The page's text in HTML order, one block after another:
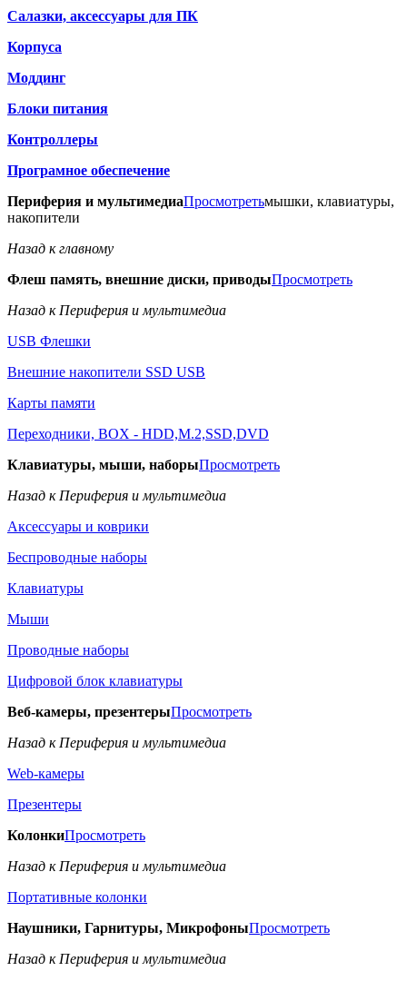
Салазки, аксессуары для ПК
Корпуса
Моддинг
Блоки питания
Контроллеры
Програмное обеспечение
Периферия и мультимедиаПросмотретьмышки, клавиатуры,
накопители
Назад к главному
Флеш память, внешние диски, приводыПросмотреть
Назад к Периферия и мультимедиа
USB Флешки
Внешние накопители SSD USB
Карты памяти
Переходники, BOX - HDD,M.2,SSD,DVD
Клавиатуры, мыши, наборыПросмотреть
Назад к Периферия и мультимедиа
Аксессуары и коврики
Беспроводные наборы
Клавиатуры
Мыши
Проводные наборы
Цифровой блок клавиатуры
Веб-камеры, презентерыПросмотреть
Назад к Периферия и мультимедиа
Web-камеры
Презентеры
КолонкиПросмотреть
Назад к Периферия и мультимедиа
Портативные колонки
Наушники, Гарнитуры, МикрофоныПросмотреть
Назад к Периферия и мультимедиа